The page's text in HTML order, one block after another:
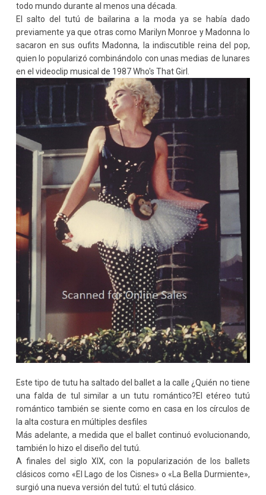
todo mundo durante al menos una década.
El salto del tutú de bailarina a la moda ya se había dado
previamente ya que otras como Marilyn Monroe y Madonna lo
sacaron en sus oufits Madonna, la indiscutible reina del pop,
quien lo popularizó combinándolo con unas medias de lunares
en el videoclip musical de 1987 Who's That Girl.
Este tipo de tutu ha saltado del ballet a la calle ¿Quién no tiene
una falda de tul similar a un tutu romántico?El etéreo tutú
romántico también se siente como en casa en los círculos de
la alta costura en múltiples desfiles
Más adelante, a medida que el ballet continuó evolucionando,
también lo hizo el diseño del tutú.
A finales del siglo XIX, con la popularización de los ballets
clásicos como «El Lago de los Cisnes» o «La Bella Durmiente»,
surgió una nueva versión del tutú: el tutú clásico.